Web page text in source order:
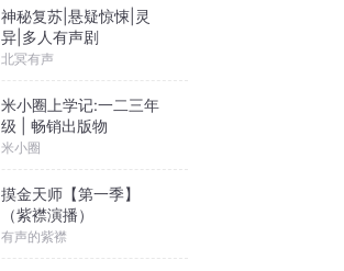
神秘复苏|悬疑惊悚|灵
异|多人有声剧
北冥有声
米小圈上学记:一二三年
级 | 畅销出版物
米小圈
摸金天师【第一季】
（紫襟演播）
有声的紫襟